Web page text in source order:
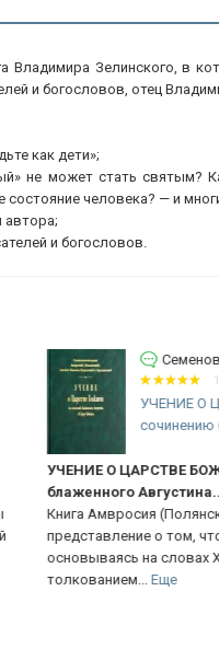
Владимира Зелинского, в
и богословов, отец
как дети»;
не может стать святым?
человека? — и
и богословов.
С
!!!
Хорошее
Будет